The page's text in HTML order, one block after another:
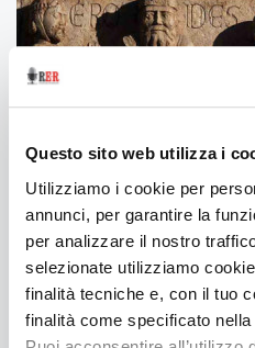
Questo sito web utilizza i
Utilizziamo i cookie per
annunci, per garantire la
per analizzare il nostro
selezionate utilizziamo
finalità tecniche e, con il tuo
finalità come specificato nella
12 Dicembre 2019
UN TESORO DI
Firmata la convenzione
Conferenza Episcopale